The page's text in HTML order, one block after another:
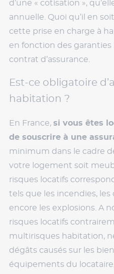
d’une « cotisation »,
annuelle. Quoi qu’il en
cette prise en charge à
en fonction des garanties
contrat d’assurance.
Est-ce obligatoire
habitation ?
En France, si vous êtes
de souscrire à une
minimum dans le cadre
votre logement soit
risques locatifs
tels que les incendies, les
encore les explosions. A
risques locatifs
multirisques habitation,
dégâts causés sur les
équipements du